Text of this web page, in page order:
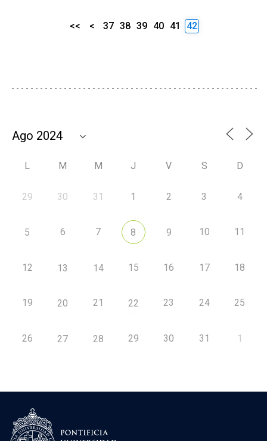
<< < 37 38 39 40 41 42
L M M J V S D
29 30 31 1 2 3 4
5 6 7 8 9 10 11
12 13 14 15 16 17 18
19 20 21 22 23 24 25
26 27 28 29 30 31 1